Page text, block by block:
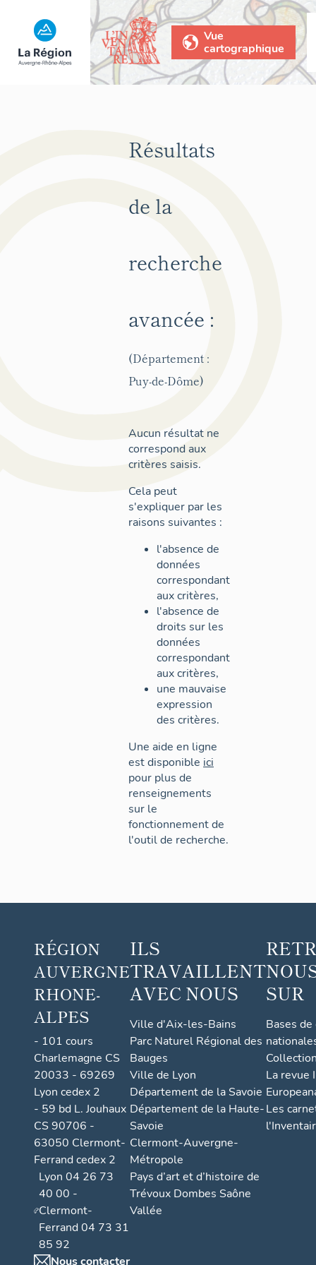
Vue
cartographique
Résultats
de la
recherche
avancée :
(Département :
Puy-de-Dôme)
Aucun résultat ne
correspond aux
critères saisis.
Cela peut
s'expliquer par les
raisons suivantes :
l'absence de
données
correspondant
aux critères,
l'absence de
droits sur les
données
correspondant
aux critères,
une mauvaise
expression
des critères.
Une aide en ligne
est disponible ici
pour plus de
renseignements
sur le
fonctionnement de
l'outil de recherche.
RÉGION
AUVERGNE
RHONE-
ALPES
- 101 cours
Charlemagne CS
20033 - 69269
Lyon cedex 2
- 59 bd L. Jouhaux
CS 90706 -
63050 Clermont-
Ferrand cedex 2
Lyon 04 26 73
40 00 -
Clermont-
Ferrand 04 73 31
85 92
Nous contacter
ILS
TRAVAILLENT
AVEC NOUS
Ville d'Aix-les-Bains
Parc Naturel Régional des
Bauges
Ville de Lyon
Département de la Savoie
Département de la Haute-
Savoie
Clermont-Auvergne-
Métropole
Pays d’art et d’histoire de
Trévoux Dombes Saône
Vallée
SUR
Bases
La revue
Les